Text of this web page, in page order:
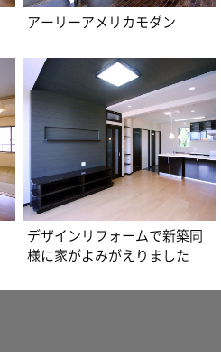
アーリーアメリカモダン
デザインリフォームで新築同
様に家がよみがえりました